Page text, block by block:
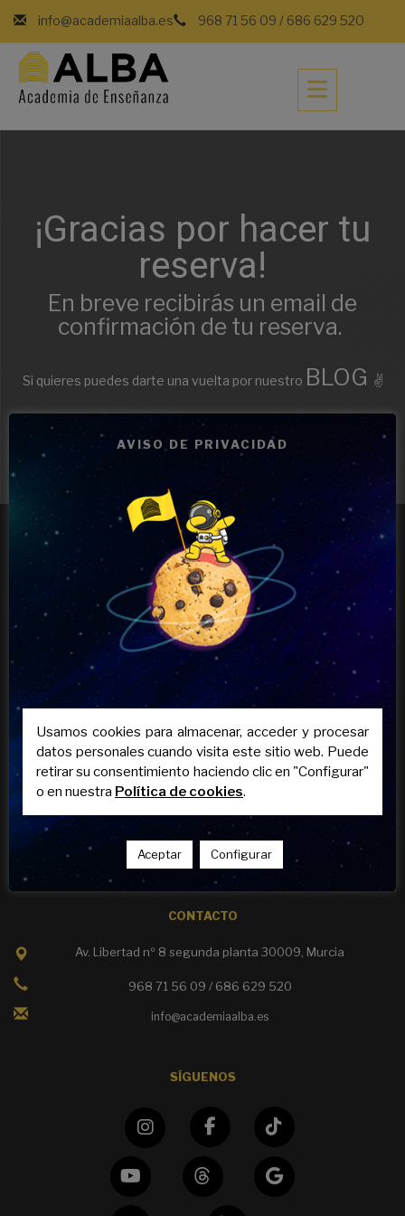
contenido
info@academiaalba.es 968 71 56 09 / 686 629 520
¡Gracias por hacer tu
reserva!
En breve recibirás un email de
confirmación de tu reserva.
Si quieres puedes darte una vuelta por nuestro BLOG ✌
Clases de apoyo ESO y Bachillerato, acceso a ciclos formativos FP
y preparación de selectividad
INFORMACIÓN
Quiénes Somos
Nuestra academia
Trabaja con Nosotros
Política de cookies
Política de privacidad
Política de calidad
CONTACTO
Av. Libertad nº 8 segunda planta 30009, Murcia
968 71 56 09 / 686 629 520
info@academiaalba.es
SÍGUENOS
AVISO DE PRIVACIDAD
Usamos cookies para almacenar, acceder y procesar
datos personales cuando visita este sitio web. Puede
retirar su consentimiento haciendo clic en "Configurar"
o en nuestra Política de cookies.
Aceptar Configurar